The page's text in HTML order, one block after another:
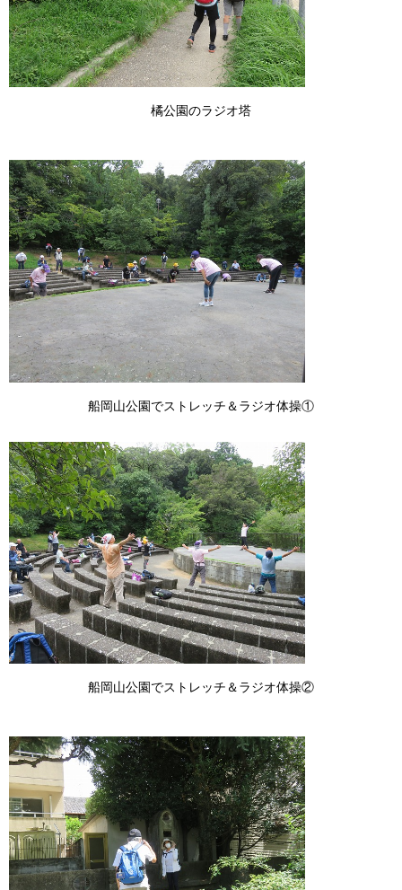
橘公園のラジオ塔
船岡山公園でストレッチ＆ラジオ体操①
船岡山公園でストレッチ＆ラジオ体操②